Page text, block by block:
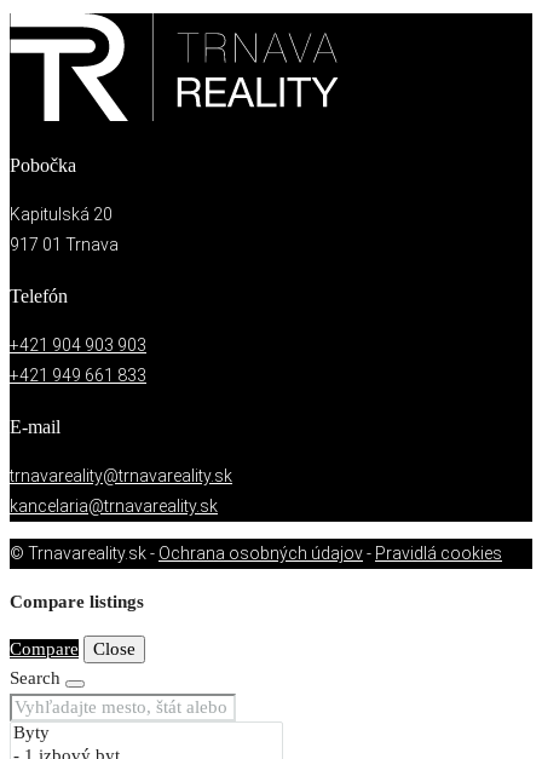
Pobočka
Kapitulská 20
917 01 Trnava
Telefón
+421 904 903 903
+421 949 661 833
E-mail
trnavareality@trnavareality.sk
kancelaria@trnavareality.sk
© Trnavareality.sk - Ochrana osobných údajov- Pravidlá cookies
Compare listings
Compare
Close
Search